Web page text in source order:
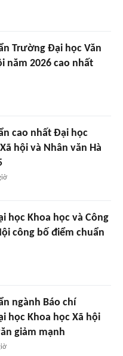
Trường Đại học Văn
năm 2026 cao nhất
cao nhất Đại học
hội và Nhân văn Hà
học Khoa học và Công
công bố điểm chuẩn
ngành Báo chí
học Khoa học Xã hội
giảm mạnh